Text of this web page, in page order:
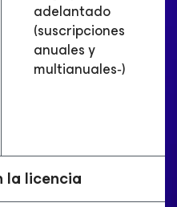
adelantado
(suscripciones
anuales y
multianuales‑​)
la licencia